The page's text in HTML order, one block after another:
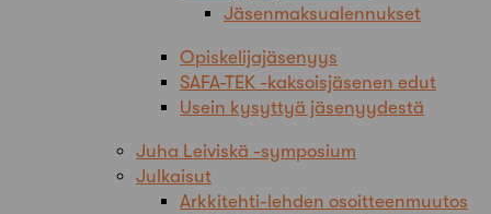
Jäsenmaksualennukset
Opiskelijajäsenyys
SAFA-TEK -kaksoisjäsenen edut
Usein kysyttyä jäsenyydestä
Juha Leiviskä -symposium
Julkaisut
Arkkitehti-lehden osoitteenmuutos